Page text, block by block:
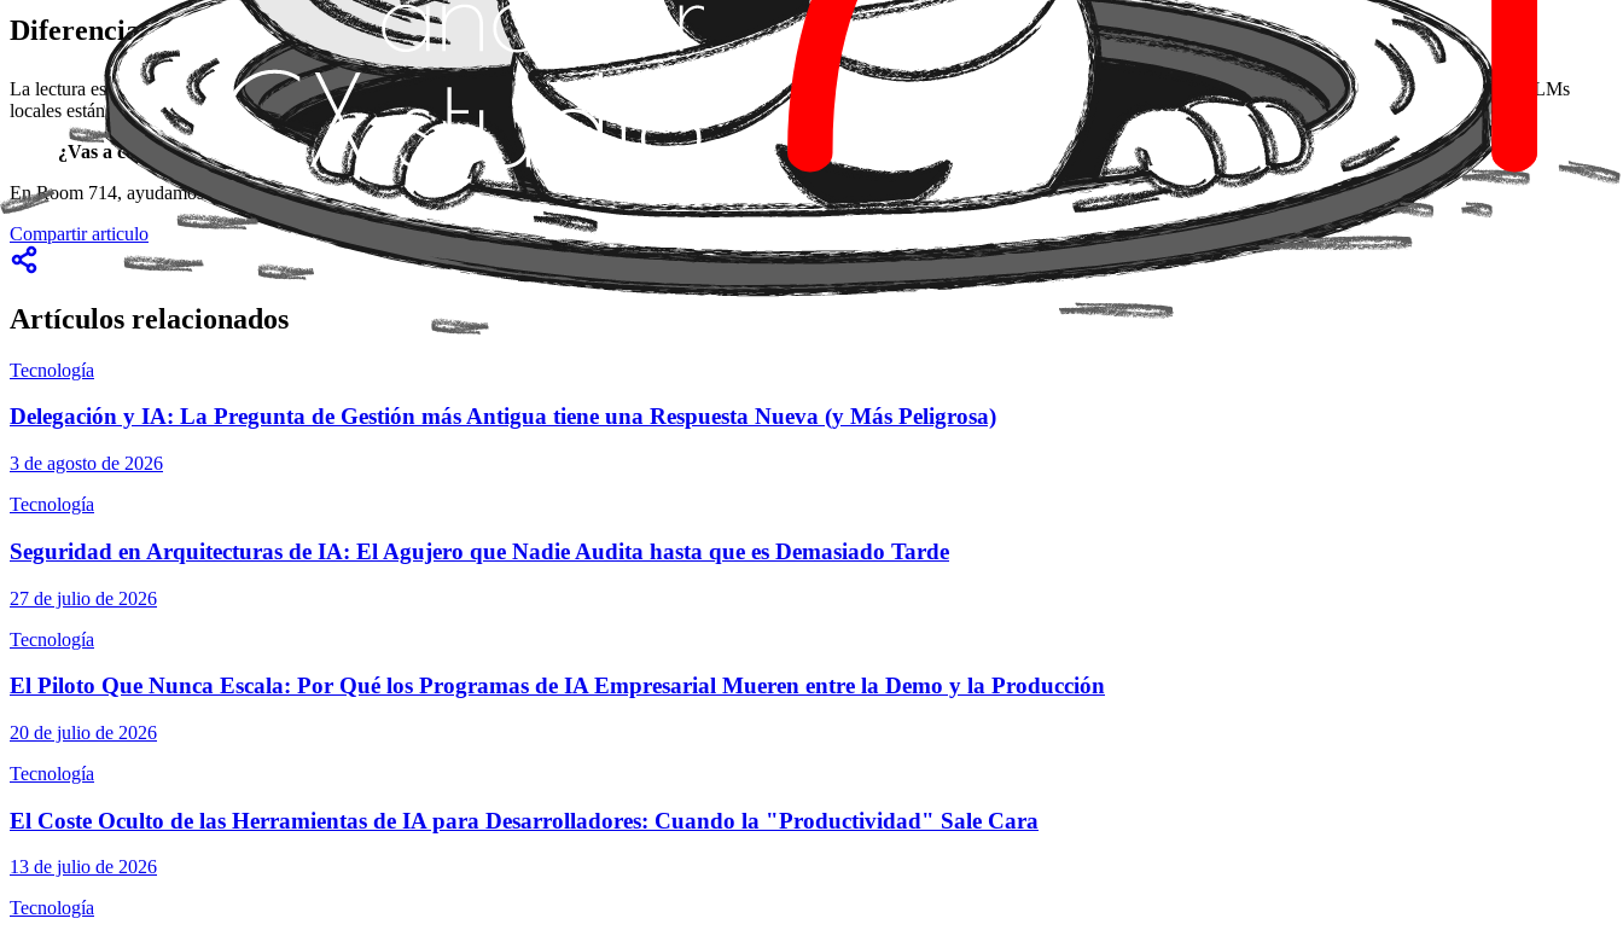
Diferenciación: Velocidad de Iteración Privada
La lectura estratégica es clara:quien controla su infraestructura de IA, controla su velocidad de desarrollo.
Mientras otros esperan a que la API de turno responda, las empresas que apuestan por LLMs
locales están iterando en tiempo real, manteniendo su propiedad intelectual bajo llave y eliminando la fricción de costes.
¿Vas a construir el futuro de tu software sobre una API ajena o vas a integrar la inteligencia en el corazón de tu propia infraestructura?
En Room 714, ayudamos a las organizaciones a montar estas fábricas de software agéntico donde la IA es un motor interno, potente y privado.
Compartir articulo
Artículos relacionados
Tecnología
Delegación y IA: La Pregunta de Gestión más Antigua tiene una Respuesta Nueva (y Más Peligrosa)
3 de agosto de 2026
Tecnología
Seguridad en Arquitecturas de IA: El Agujero que Nadie Audita hasta que es Demasiado Tarde
27 de julio de 2026
Tecnología
El Piloto Que Nunca Escala: Por Qué los Programas de IA Empresarial Mueren entre la Demo y la Producción
20 de julio de 2026
Tecnología
El Coste Oculto de las Herramientas de IA para Desarrolladores: Cuando la "Productividad" Sale Cara
13 de julio de 2026
Tecnología